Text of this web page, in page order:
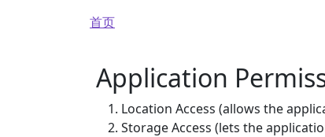
面包屑
首页
Application
Location Access (allows the
Storage Access (lets the